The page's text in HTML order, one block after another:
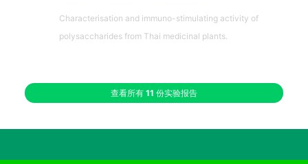
Characterisation and immuno-stimulating activity of
polysaccharides from Thai medicinal plants.
查看所有 11 份实验报告